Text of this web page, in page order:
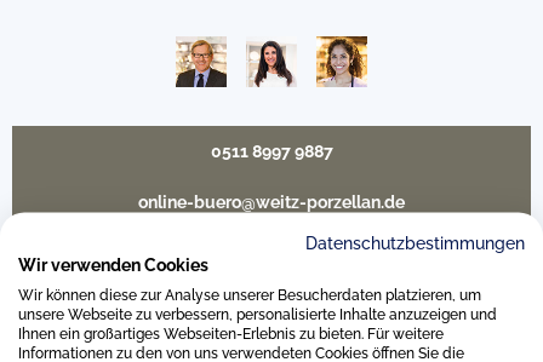
0511 8997 9887
online-buero@weitz-porzellan.de
Unsere Häuser
Datenschutzbestimmungen
Wir verwenden Cookies
Wir können diese zur Analyse unserer Besucherdaten platzieren, um
unsere Webseite zu verbessern, personalisierte Inhalte anzuzeigen und
Ihnen ein großartiges Webseiten-Erlebnis zu bieten. Für weitere
Informationen zu den von uns verwendeten Cookies öffnen Sie die